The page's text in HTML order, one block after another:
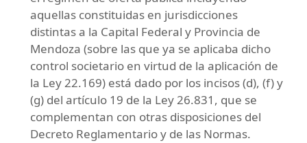
aquellas constituidas en jurisdicciones
distintas a la Capital Federal y Provincia de
Mendoza (sobre las que ya se aplicaba dicho
control societario en virtud de la aplicación de
la Ley 22.169) está dado por los incisos (d), (f) y
(g) del artículo 19 de la Ley 26.831, que se
complementan con otras disposiciones del
Decreto Reglamentario y de las Normas.